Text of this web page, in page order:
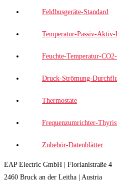
Feldbusgeräte-Standard
Temperatur-Passiv-Aktiv-
Feuchte-Temperatur-
Druck-Strömung-
Thermostate
Frequenzumrichter-
Zubehör-Datenblätter
EAP Electric GmbH | Florianistraße 4
2460 Bruck an der Leitha | Austria